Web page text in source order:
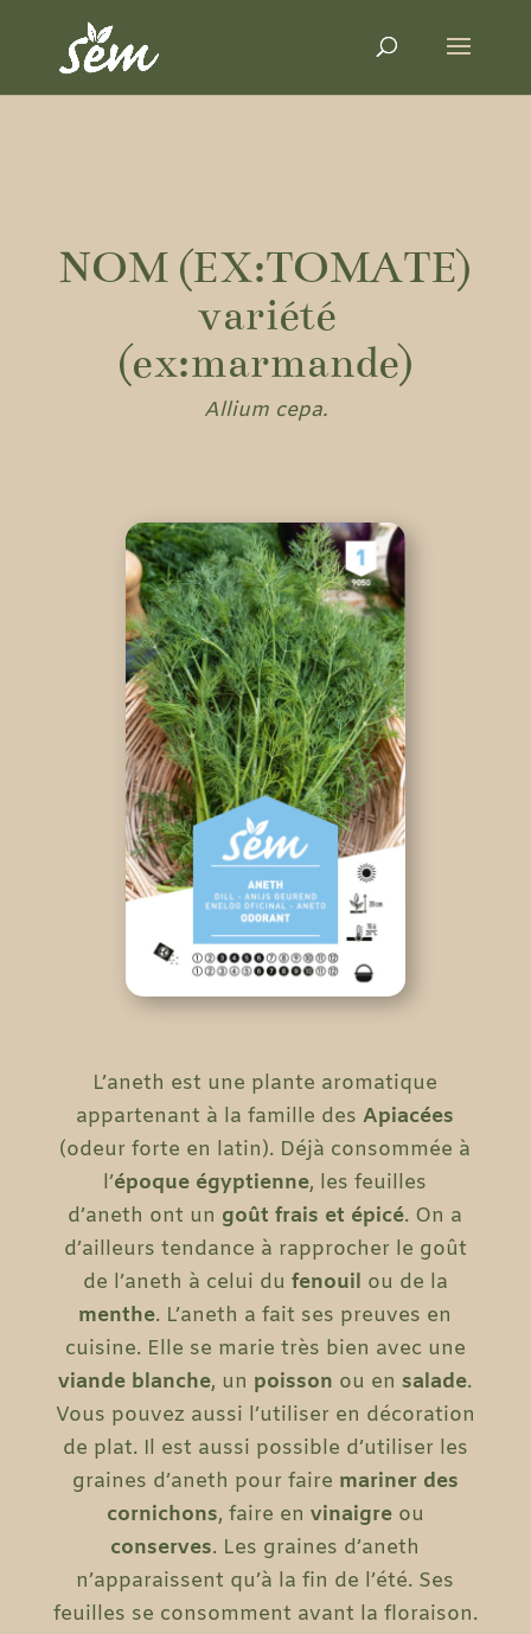
NOM (EX:TOMATE)
variété
(ex:marmande)
Allium cepa.
L’aneth est une plante aromatique
appartenant à la famille desApiacées
(odeur forte en latin). Déjà consommée à
l’époque égyptienne, les feuilles
d’aneth ont un goût frais et épicé. On a
d’ailleurs tendance à rapprocher le goût
de l’aneth à celui du fenouil ou de la
menthe. L’aneth a fait ses preuves en
cuisine. Elle se marie très bien avec une
viande blanche, un poisson ou ensalade.
Vous pouvez aussi l’utiliser en décoration
de plat. Il est aussi possible d’utiliser les
graines d’aneth pour faire mariner des
cornichons, faire en vinaigreou
conserves. Les graines d’aneth
n’apparaissent qu’à la fin de l’été. Ses
feuilles se consomment avant la floraison.